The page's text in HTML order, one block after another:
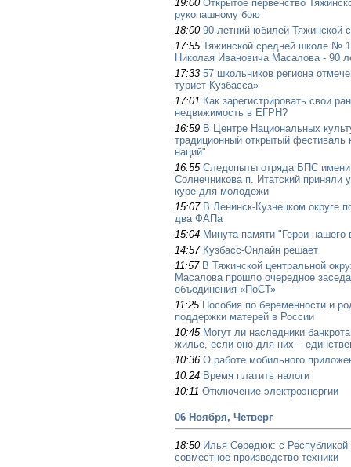
19:00 Открытое первенство
рукопашному бою
18:00 90-летний юбилей
17:55 Тяжинской средней школе №
Николая Ивановича Масалова - 90
17:33 57 школьников региона
турист Кузбасса»
17:01 Как зарегистрировать свои
недвижимость в ЕГРН?
16:59 В Центре Национальных
традиционный открытый фестиваль
наций"
16:55 Следопыты отряда БПС имени
Солнечникова п. Итатский приняли
куре для молодежи
15:07 В Ленинск-Кузнецком округе
два ФАПа
15:04 Минута памяти "Герои нашего
14:57 Кузбасс-Онлайн решает
11:57 В Тяжинской центральной
Масалова прошло очередное
объединения «ПоСТ»
11:25 Пособия по беременности и
поддержки матерей в России
10:45 Могут ли наследники
жилье, если оно для них –
10:36 О работе мобильного
10:24 Время платить налоги
10:11 Отключение электроэнергии
06 Ноября, Четверг
18:50 Илья Середюк: с
совместное производство техники